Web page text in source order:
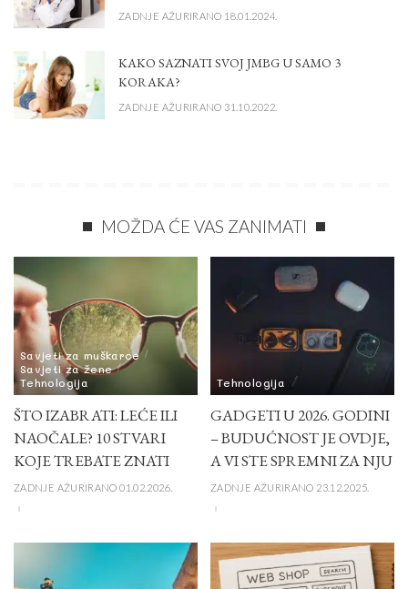
ZADNJE AŽURIRANO 18.01.2024.
KAKO SAZNATI SVOJ JMBG U SAMO 3
KORAKA?
ZADNJE AŽURIRANO 31.10.2022.
MOŽDA ĆE VAS ZANIMATI
Savjeti za muškarce
Savjeti za žene
Tehnologija
ŠTO IZABRATI: LEĆE ILI
NAOČALE? 10 STVARI
KOJE TREBATE ZNATI
ZADNJE AŽURIRANO 01.02.2026.
Tehnologija
GADGETI U 2026. GODINI
– BUDUĆNOST JE OVDJE,
A VI STE SPREMNI ZA NJU
ZADNJE AŽURIRANO 23.12.2025.